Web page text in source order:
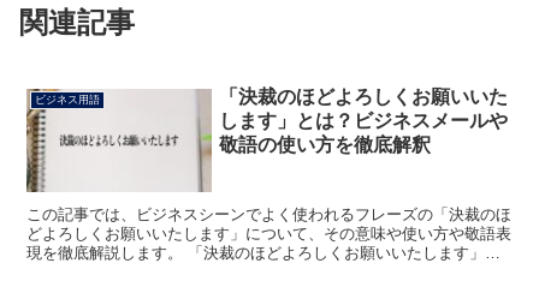
関連記事
ビジネス用語
「決裁のほどよろしくお願いいた
します」とは？ビジネスメールや
敬語の使い方を徹底解釈
この記事では、ビジネスシーンでよく使われるフレーズの「決裁のほ
どよろしくお願いいたします」について、その意味や使い方や敬語表
現を徹底解説します。 「決裁のほどよろしくお願いいたします」と